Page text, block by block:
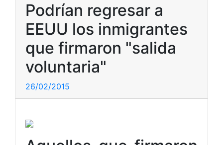
Podrían regresar a
EEUU los inmigrantes
que firmaron "salida
voluntaria"
26/02/2015